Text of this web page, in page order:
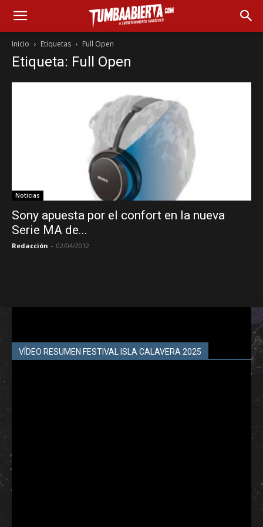
Inicio Etiquetas Full Open
Etiqueta: Full Open
Noticias
Sony apuesta por el confort en la nueva
Serie MA de...
Redacción - 02/04/2012
VÍDEO RESUMEN FESTIVAL ISLA CALAVERA 2025